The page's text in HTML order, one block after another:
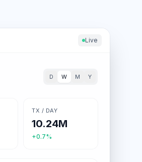
Live
D W M Y
TX / DAY
10.24M
+0.7%